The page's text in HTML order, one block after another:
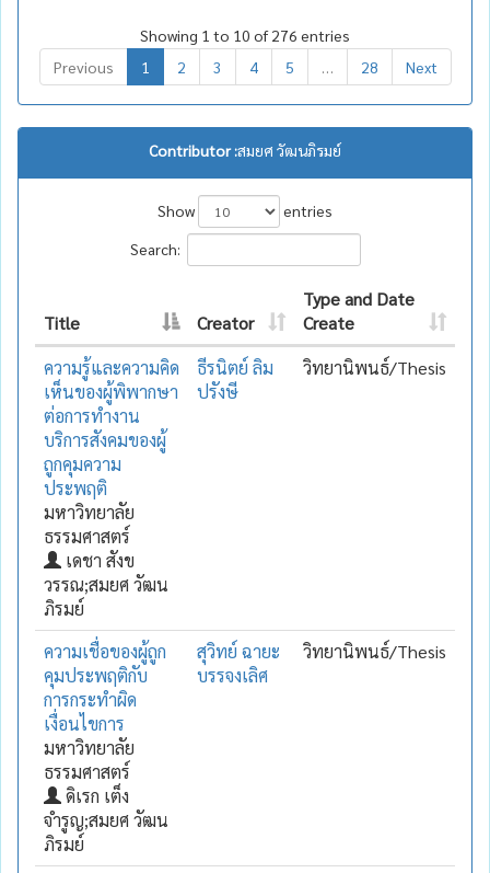
Showing 1 to 10 of 276 entries
Previous
1 2 3 4 5 28 Next
Contributor :สมยศ วัฒนภิรมย์
Show
entries
Search:
Title Creator
Type and Date
Create
ความรู้และความคิด
เห็นของผู้พิพากษา
ต่อการทำงาน
บริการสังคมของผู้
ถูกคุมความ
ประพฤติ
มหาวิทยาลัย
ธรรมศาสตร์
เดชา สังข
วรรณ;สมยศ วัฒน
ภิรมย์
ธีรนิตย์ ลิม
ปรังษี
วิทยานิพนธ์/Thesis
ความเชื่อของผู้ถูก
คุมประพฤติกับ
การกระทำผิด
เงื่อนไขการ
มหาวิทยาลัย
ธรรมศาสตร์
ดิเรก เต็ง
จำรูญ;สมยศ วัฒน
ภิรมย์
สุวิทย์ ฉายะ
บรรจงเลิศ
วิทยานิพนธ์/Thesis